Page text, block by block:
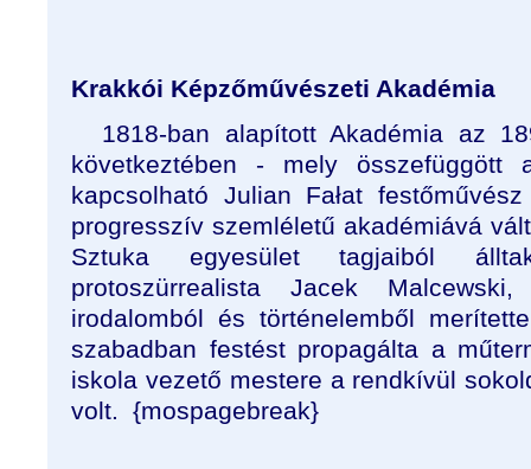
Krakkói Képzőművészeti Akadémia
1818-ban alapított Akadémia az
következtében - mely összefüggött
kapcsolható Julian Fałat
progresszív szemléletű akadémiává
Sztuka egyesület tagjaiból
protoszürrealista Jacek
irodalomból és történelemből
szabadban festést propagálta a
iskola vezető mestere a rendkívül
volt. {mospagebreak}